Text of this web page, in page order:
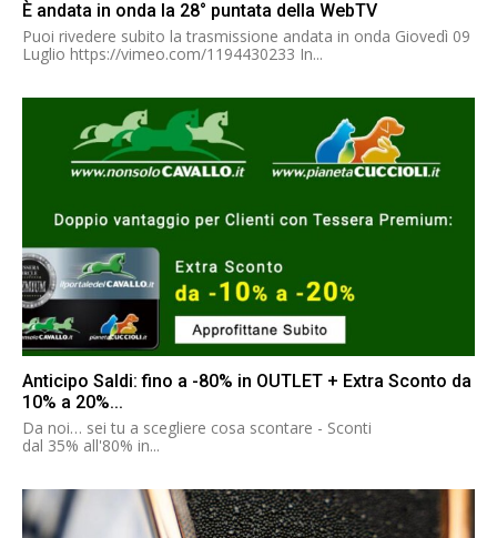
È andata in onda la 28° puntata della WebTV
Puoi rivedere subito la trasmissione andata in onda Giovedì 09
Luglio https://vimeo.com/1194430233 In...
Anticipo Saldi: fino a -80% in OUTLET + Extra Sconto da
10% a 20%...
Da noi… sei tu a scegliere cosa scontare - Sconti
dal 35% all'80% in...